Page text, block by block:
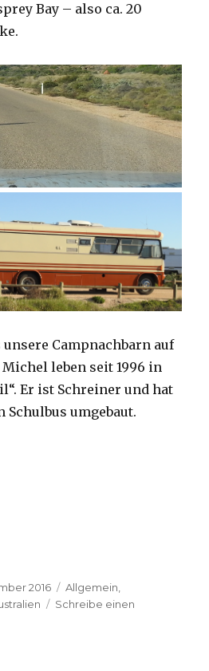
Bay – also ca. 20
unsere Campnachbarn auf
leben seit 1996 in
Er ist Schreiner und hat
Schulbus umgebaut.
2016 Kategorien
Allgemein
Schreibe einen